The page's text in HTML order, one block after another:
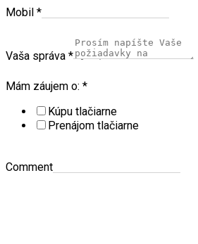
Mobil *
Vaša správa *
Mám záujem o: *
Kúpu tlačiarne
Prenájom tlačiarne
Comment